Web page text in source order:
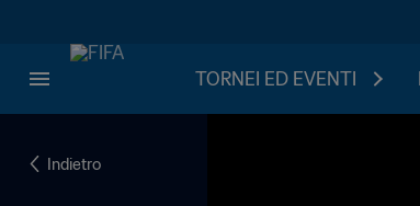
TORNEI ED EVENTI
Indietro